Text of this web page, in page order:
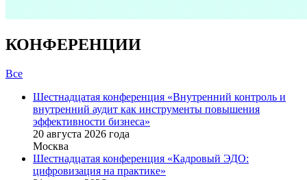
КОНФЕРЕНЦИИ
Все
Шестнадцатая конференция «Внутренний контроль и
внутренний аудит как инструменты повышения
эффективности бизнеса»
20 августа 2026 года
Москва
Шестнадцатая конференция «Кадровый ЭДО:
цифровизация на практике»